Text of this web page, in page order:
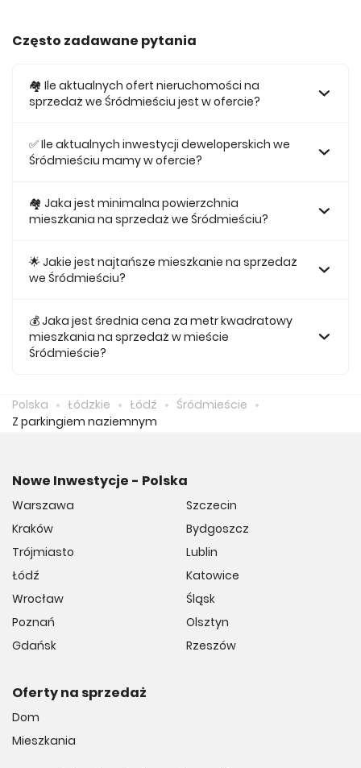
Często zadawane pytania
🏘️ Ile aktualnych ofert nieruchomości na
sprzedaż we Śródmieściu jest w ofercie?
we Śródmieściu.
✅ Ile aktualnych inwestycji deweloperskich we
Śródmieściu mamy w ofercie?
we Śródmieściu.
🏘 Jaka jest minimalna powierzchnia
mieszkania na sprzedaż we Śródmieściu?
Śródmieściu jest 29,71.
🌟 Jakie jest najtańsze mieszkanie na sprzedaż
we Śródmieściu?
naszej ofercie kosztuje 341 182 zł.
💰 Jaka jest średnia cena za metr kwadratowy
mieszkania na sprzedaż w mieście
Śródmieście?
Polska Łódzkie Łódź
Śródmieście
Z parkingiem naziemnym
Nowe Inwestycje - Polska
Warszawa
Kraków
Trójmiasto
Łódź
Wrocław
Poznań
Gdańsk
Szczecin
Bydgoszcz
Lublin
Katowice
Śląsk
Olsztyn
Rzeszów
Oferty na sprzedaż
Dom
Mieszkania